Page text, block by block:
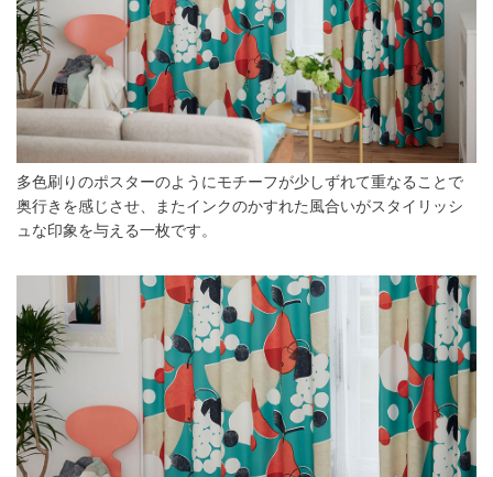
多色刷りのポスターのようにモチーフが少しずれて重なることで
奥行きを感じさせ、またインクのかすれた風合いがスタイリッシ
ュな印象を与える一枚です。